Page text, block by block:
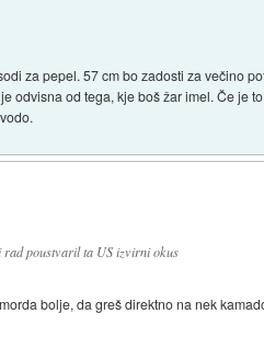
za pepel. 57 cm bo zadosti za večino
odvisna od tega, kje boš žar imel. Če je
rad poustvaril ta US izvirni okus
bolje, da greš direktno na nek